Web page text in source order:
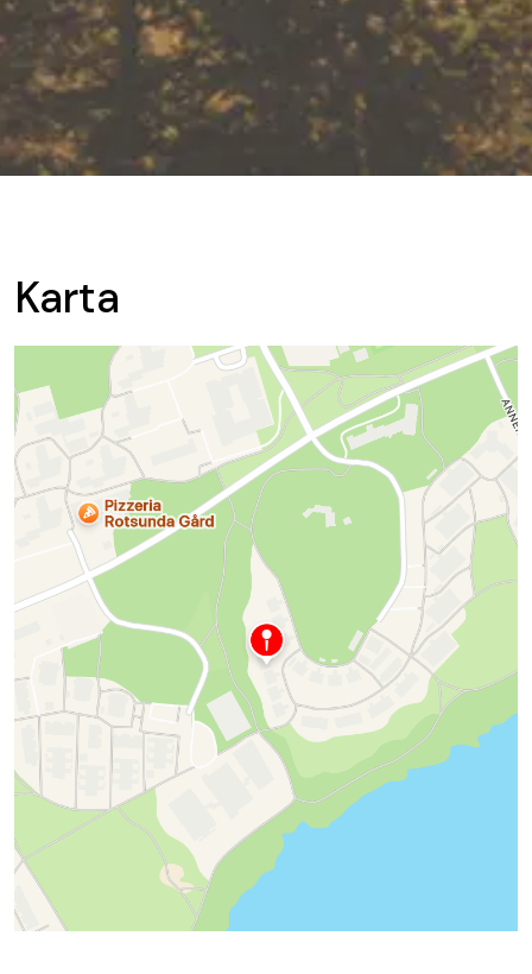
Karta